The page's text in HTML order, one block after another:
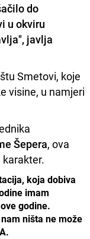
do
u okviru
, javlja
Smetovi, koje
visine, u namjeri
Šepera, ova
koja dobiva
imam
godine.
ništa ne može